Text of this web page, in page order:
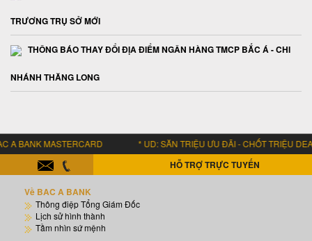
TRƯƠNG TRỤ SỞ MỚI
THÔNG BÁO THAY ĐỔI ĐỊA ĐIỂM NGÂN HÀNG TMCP BẮC Á - CHI
NHÁNH THĂNG LONG
MASTERCARD * UD: SĂN TRIỆU ƯU ĐÃI - CHỐT TRIỆU DEAL
HỖ TRỢ TRỰC TUYẾN
Về BAC A BANK
Thông điệp Tổng Giám Đốc
Lịch sử hình thành
Tầm nhìn sứ mệnh